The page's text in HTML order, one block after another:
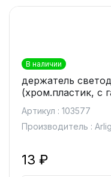
В наличии
держатель
(хром.пластик, с
Артикул : 103577
Производитель :
13 ₽